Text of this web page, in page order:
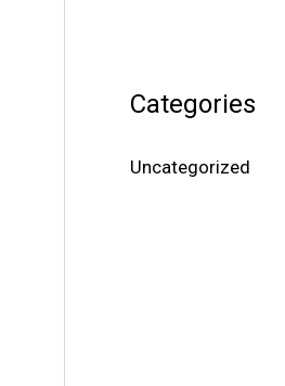
Categories
Uncategorized